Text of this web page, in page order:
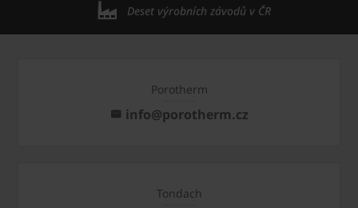
Deset výrobních závodů v ČR
Porotherm
info@porotherm.cz
Tondach